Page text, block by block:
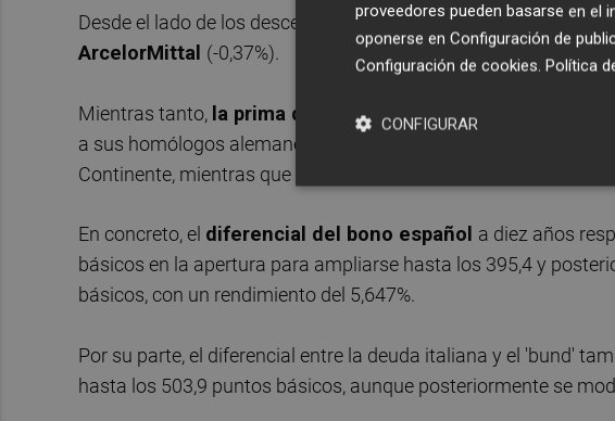
Desde el lado de los descensos, destacaban las caídas de
ArcelorMittal (-0,37%).
Mientras tanto, la prima de riesgoofrecida a los inversores
a sus homólogos alemanes superaba los 390 puntos básicos
Continente, mientras que la de Italia iniciaba la sesión por
En concreto, el diferencial del bono español a diez años
básicos en la apertura para ampliarse hasta los 395,4 y
básicos, con un rendimiento del 5,647%.
Por su parte, el diferencial entre la deuda italiana y el 'bund'
hasta los 503,9 puntos básicos, aunque posteriormente se
proveedores pueden basarse en el
oponerse en Configuración de
Configuración de cookies. Política
CONFIGURAR